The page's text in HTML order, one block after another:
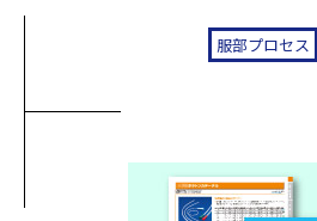
服部プロセス